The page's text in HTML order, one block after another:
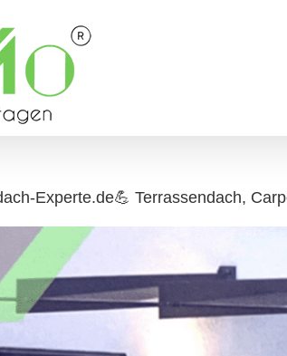
Experte.de💪 Terrassendach,